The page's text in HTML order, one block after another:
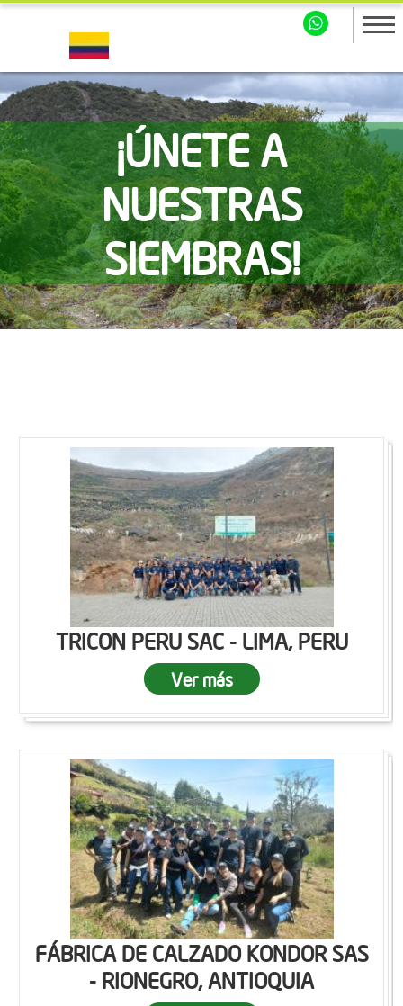
¡ÚNETE A
NUESTRAS
SIEMBRAS!
TRICON PERU SAC - LIMA, PERU
Ver más
FÁBRICA DE CALZADO KONDOR SAS
- RIONEGRO, ANTIOQUIA